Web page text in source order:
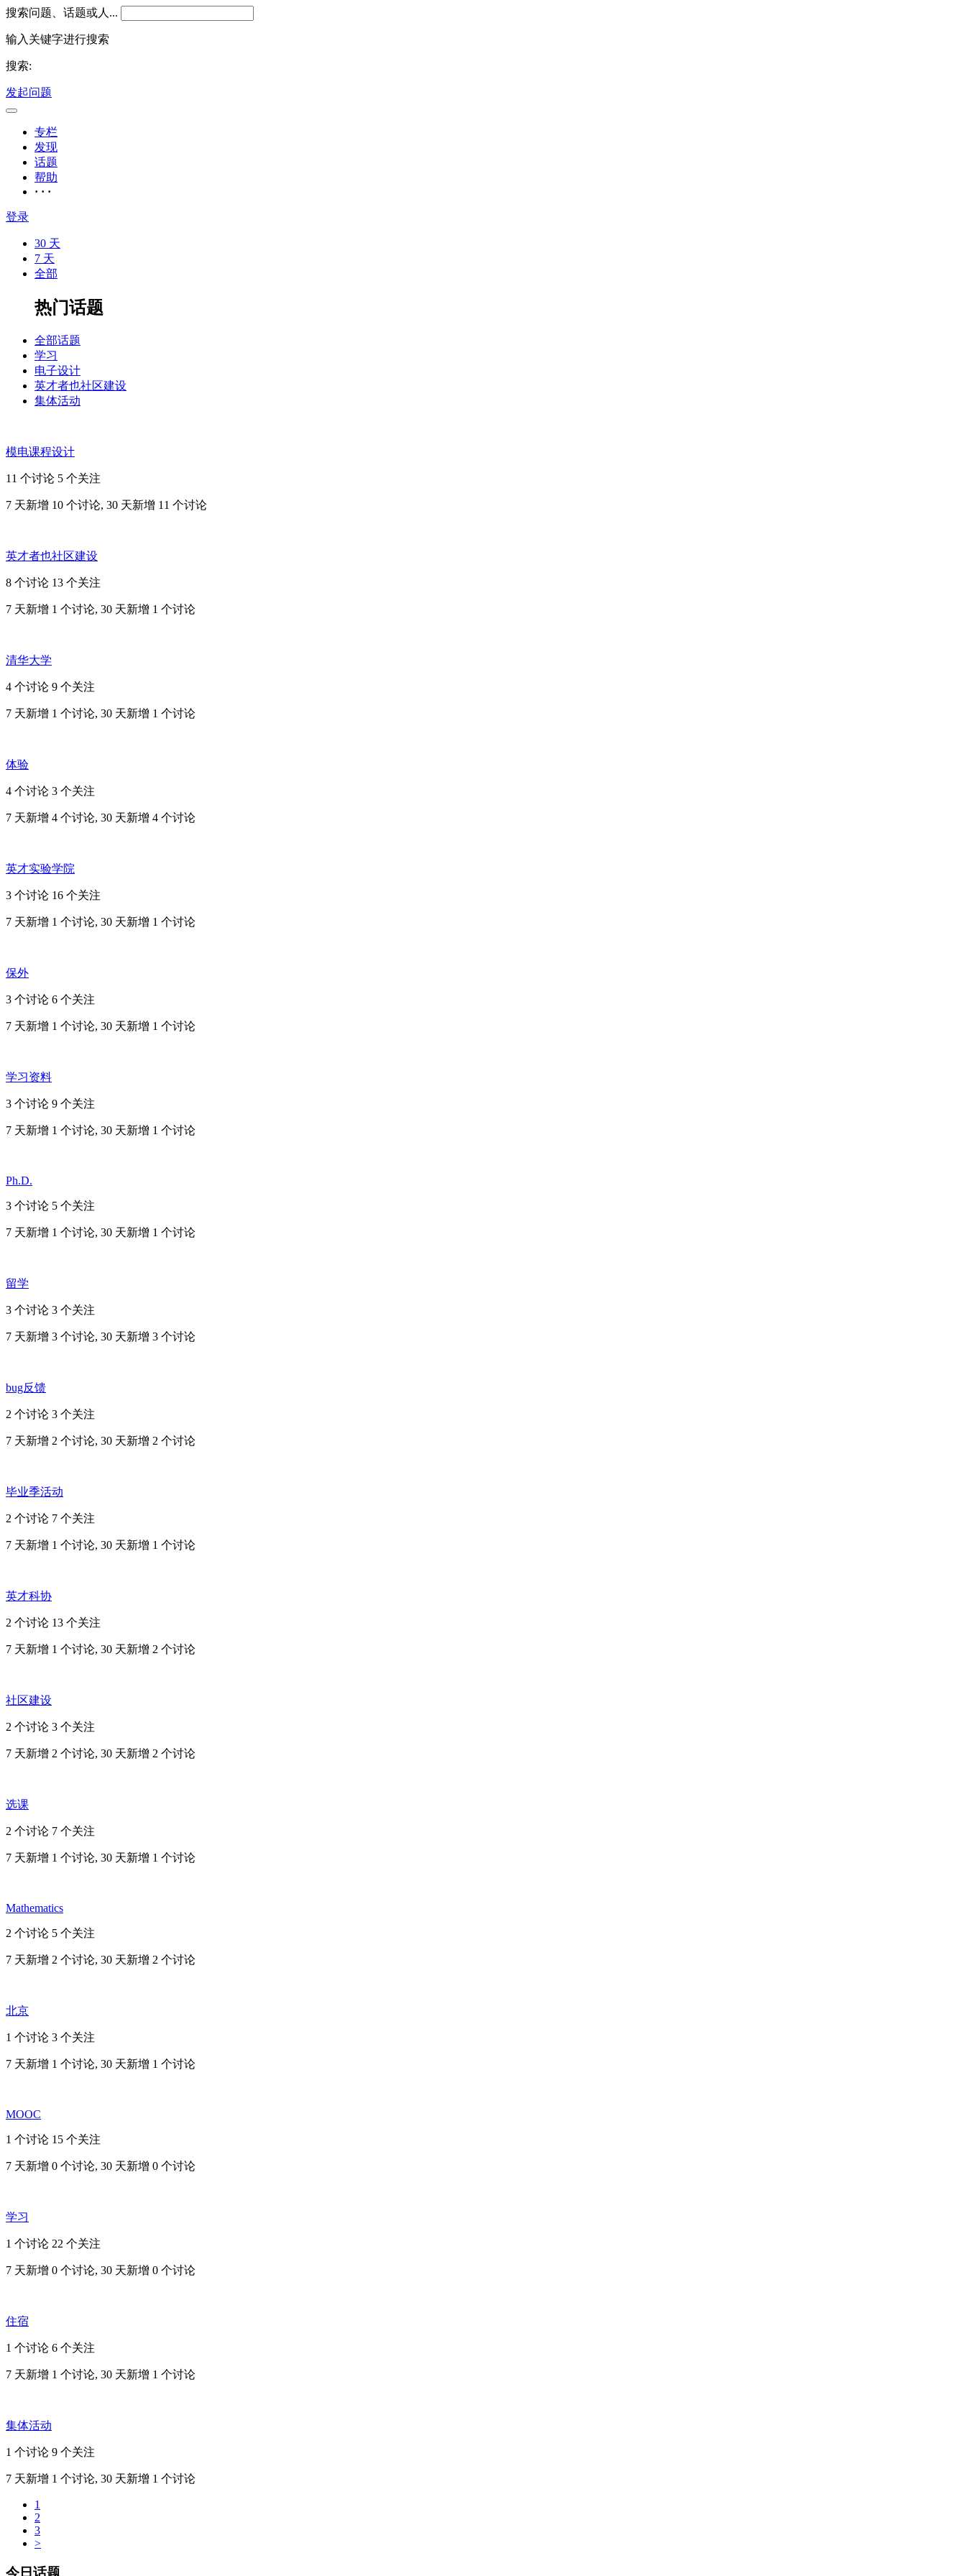
搜索问题、话题或人...
输入关键字进行搜索
搜索:
发起问题
专栏
发现
话题
帮助
· · ·
登录
30 天
7 天
全部
热门话题
全部话题
学习
电子设计
英才者也社区建设
集体活动
模电课程设计
11 个讨论 5 个关注
7 天新增 10 个讨论, 30 天新增 11 个讨论
英才者也社区建设
8 个讨论 13 个关注
7 天新增 1 个讨论, 30 天新增 1 个讨论
清华大学
4 个讨论 9 个关注
7 天新增 1 个讨论, 30 天新增 1 个讨论
体验
4 个讨论 3 个关注
7 天新增 4 个讨论, 30 天新增 4 个讨论
英才实验学院
3 个讨论 16 个关注
7 天新增 1 个讨论, 30 天新增 1 个讨论
保外
3 个讨论 6 个关注
7 天新增 1 个讨论, 30 天新增 1 个讨论
学习资料
3 个讨论 9 个关注
7 天新增 1 个讨论, 30 天新增 1 个讨论
Ph.D.
3 个讨论 5 个关注
7 天新增 1 个讨论, 30 天新增 1 个讨论
留学
3 个讨论 3 个关注
7 天新增 3 个讨论, 30 天新增 3 个讨论
bug反馈
2 个讨论 3 个关注
7 天新增 2 个讨论, 30 天新增 2 个讨论
毕业季活动
2 个讨论 7 个关注
7 天新增 1 个讨论, 30 天新增 1 个讨论
英才科协
2 个讨论 13 个关注
7 天新增 1 个讨论, 30 天新增 2 个讨论
社区建设
2 个讨论 3 个关注
7 天新增 2 个讨论, 30 天新增 2 个讨论
选课
2 个讨论 7 个关注
7 天新增 1 个讨论, 30 天新增 1 个讨论
Mathematics
2 个讨论 5 个关注
7 天新增 2 个讨论, 30 天新增 2 个讨论
北京
1 个讨论 3 个关注
7 天新增 1 个讨论, 30 天新增 1 个讨论
MOOC
1 个讨论 15 个关注
7 天新增 0 个讨论, 30 天新增 0 个讨论
学习
1 个讨论 22 个关注
7 天新增 0 个讨论, 30 天新增 0 个讨论
住宿
1 个讨论 6 个关注
7 天新增 1 个讨论, 30 天新增 1 个讨论
集体活动
1 个讨论 9 个关注
7 天新增 1 个讨论, 30 天新增 1 个讨论
1
2
3
>
今日话题